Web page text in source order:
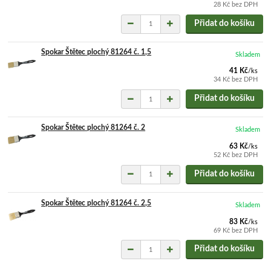
28 Kč bez DPH
Přidat do košíku
Spokar Štětec plochý 81264 č. 1,5
41 Kč/ks
34 Kč bez DPH
Skladem
Přidat do košíku
Spokar Štětec plochý 81264 č. 2
63 Kč/ks
52 Kč bez DPH
Skladem
Přidat do košíku
Spokar Štětec plochý 81264 č. 2,5
83 Kč/ks
69 Kč bez DPH
Skladem
Přidat do košíku